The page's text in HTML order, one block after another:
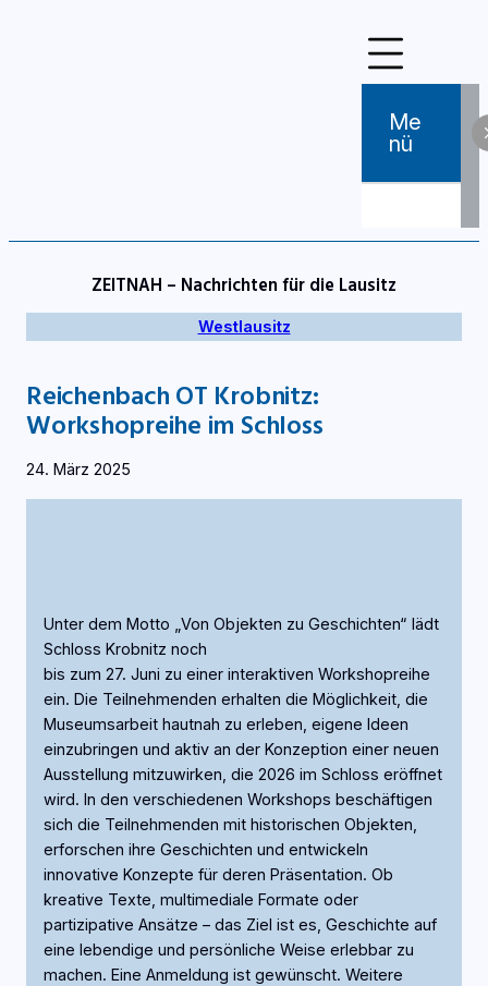
Me
Nü
ZEITNAH – Nachrichten für die Lausitz
Westlausitz
Reichenbach OT Krobnitz:
Workshopreihe im Schloss
24. März 2025
Unter dem Motto „Von Objekten zu Geschichten“ lädt
Schloss Krobnitz noch
bis zum 27. Juni zu einer interaktiven Workshopreihe
ein. Die Teilnehmenden erhalten die Möglichkeit, die
Museumsarbeit hautnah zu erleben, eigene Ideen
einzubringen und aktiv an der Konzeption einer neuen
Ausstellung mitzuwirken, die 2026 im Schloss eröffnet
wird. In den verschiedenen Workshops beschäftigen
sich die Teilnehmenden mit historischen Objekten,
erforschen ihre Geschichten und entwickeln
innovative Konzepte für deren Präsentation. Ob
kreative Texte, multimediale Formate oder
partizipative Ansätze – das Ziel ist es, Geschichte auf
eine lebendige und persönliche Weise erlebbar zu
machen. Eine Anmeldung ist gewünscht. Weitere